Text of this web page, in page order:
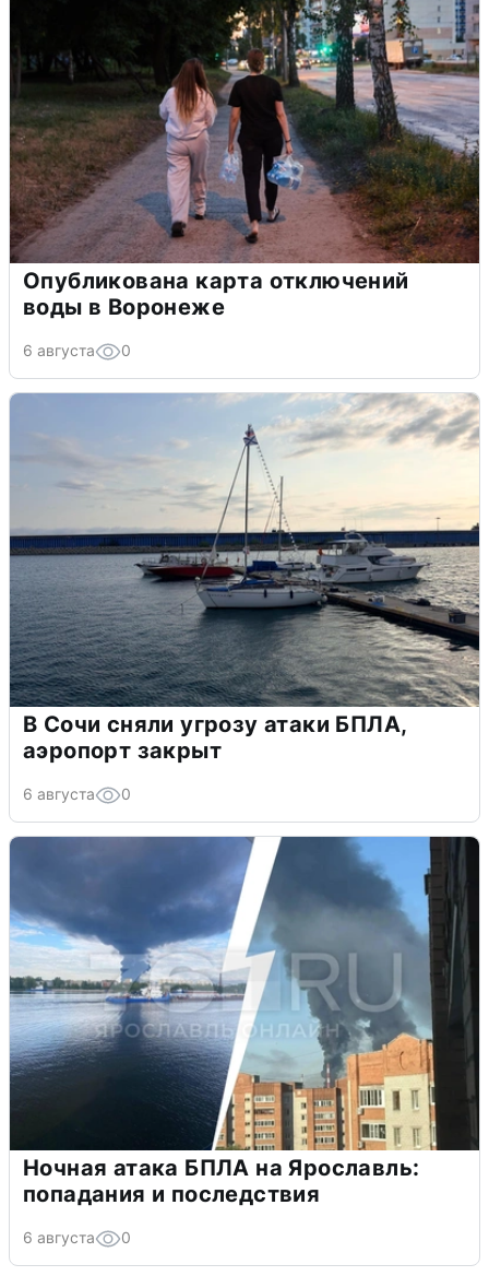
Опубликована карта отключений
воды в Воронеже
6 августа 0
В Сочи сняли угрозу атаки БПЛА,
аэропорт закрыт
6 августа 0
Ночная атака БПЛА на Ярославль:
попадания и последствия
6 августа 0